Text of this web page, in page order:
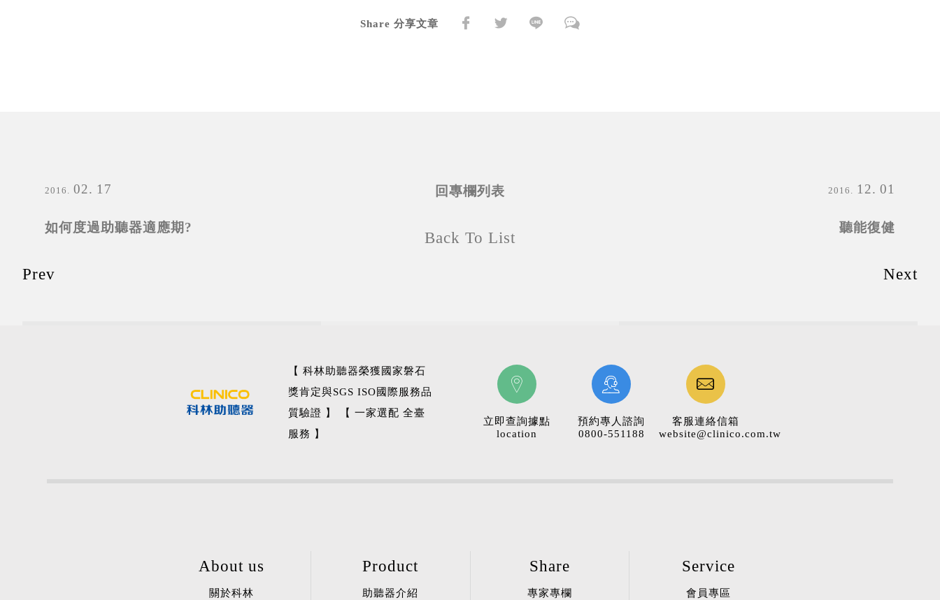
Share 分享文章
2016 02 17
如何度過助聽器適應期?
Prev
回專欄列表
Back To List
2016 12 01
聽能復健
Next
【 科林助聽器榮獲國家磐石
獎肯定與SGS ISO國際服務品
質驗證 】 【 一家選配 全臺
服務 】
立即查詢據點
location
預約專人諮詢
0800-551188
客服連絡信箱
website@clinico.com.tw
About us
關於科林
Product
助聽器介紹
Share
專家專欄
Service
會員專區